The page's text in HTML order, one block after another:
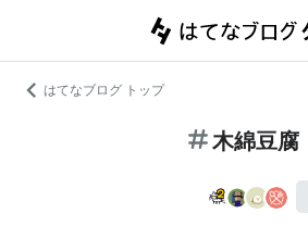
はてなブログ トップ
木綿豆腐